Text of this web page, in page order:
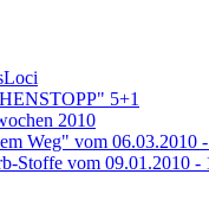
5+1
2010
Weg" vom 06.03.2010
Stoffe vom 09.01.2010 -